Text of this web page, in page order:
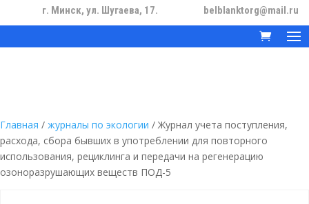
belblanktorg@mail.ru
г. Минск, ул. Шугаева, 17.
Главная / журналы по экологии / Журнал учета поступления,
расхода, сбора бывших в употреблении для повторного
использования, рециклинга и передачи на регенерацию
озоноразрушающих веществ ПОД-5